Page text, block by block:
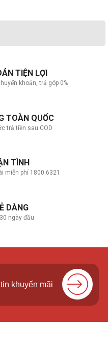
TIỆN LỢI
khoản, trả góp 0%
TOÀN QUỐC
trả tiền sau COD
TÌNH
miễn phí 1800.6321
DÀNG
ngày đầu